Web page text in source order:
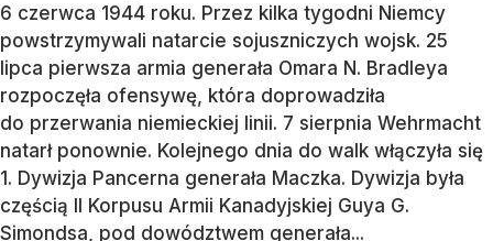
6 czerwca 1944 roku. Przez kilka tygodni Niemcy
powstrzymywali natarcie sojuszniczych wojsk. 25
lipca pierwsza armia generała Omara N. Bradleya
rozpoczęła ofensywę, która doprowadziła
do przerwania niemieckiej linii. 7 sierpnia Wehrmacht
natarł ponownie. Kolejnego dnia do walk włączyła się
1. Dywizja Pancerna generała Maczka. Dywizja była
częścią II Korpusu Armii Kanadyjskiej Guya G.
Simondsa, pod dowództwem generała...